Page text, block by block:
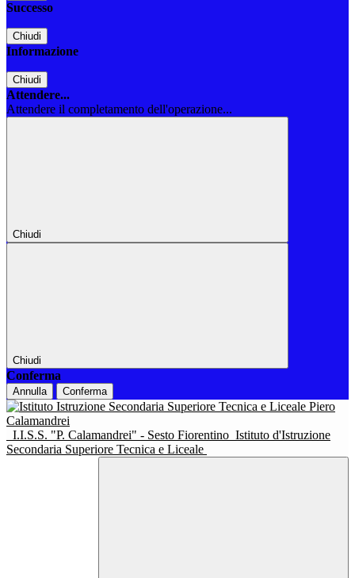
Successo
Chiudi
Informazione
Chiudi
Attendere...
Attendere il completamento dell'operazione...
Chiudi
Chiudi
Conferma
Annulla Conferma
I.I.S.S. "P. Calamandrei" - Sesto Fiorentino Istituto d'Istruzione
Secondaria Superiore Tecnica e Liceale